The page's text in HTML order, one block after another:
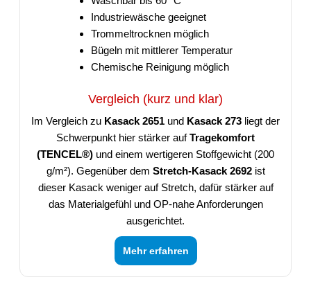
Industriewäsche geeignet
Trommeltrocknen möglich
Bügeln mit mittlerer Temperatur
Chemische Reinigung möglich
Vergleich (kurz und klar)
Im Vergleich zu Kasack 2651 und Kasack 273 liegt der
Schwerpunkt hier stärker aufTragekomfort
(TENCEL®) und einem wertigeren Stoffgewicht (200
g/m²). Gegenüber dem Stretch-Kasack 2692ist
dieser Kasack weniger auf Stretch, dafür stärker auf
das Materialgefühl und OP-nahe Anforderungen
ausgerichtet.
Mehr erfahren